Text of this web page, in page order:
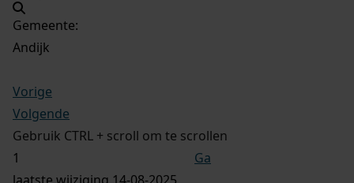
Gemeente:
Andijk
Vorige
Volgende
Gebruik CTRL + scroll om te scrollen
Ga
laatste wijziging 14-08-2025